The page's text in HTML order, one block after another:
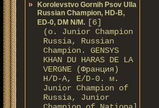
Korolevstvo Gornih Psov Ulla
Russian Champion, HD-B,
ED-0, DM N/M. [6]
(о. Junior Champion
Russia, Russian
Champion. GENSYS
KHAN DU HARAS DE LA
VERGNE (Франция)
H/D-A, E/D-0. м.
Junior Champion of
Russia, Junior